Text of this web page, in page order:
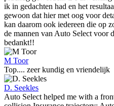
ik in gedachten had en het
gewoon dat hier met oog voor
kan daarom ook iedereen die op
de mannen van Auto Select voor
bedankt!!
M Toor
Top.... zeer kundig en vriendelijk
D. Seekles
Auto Select helped me with a